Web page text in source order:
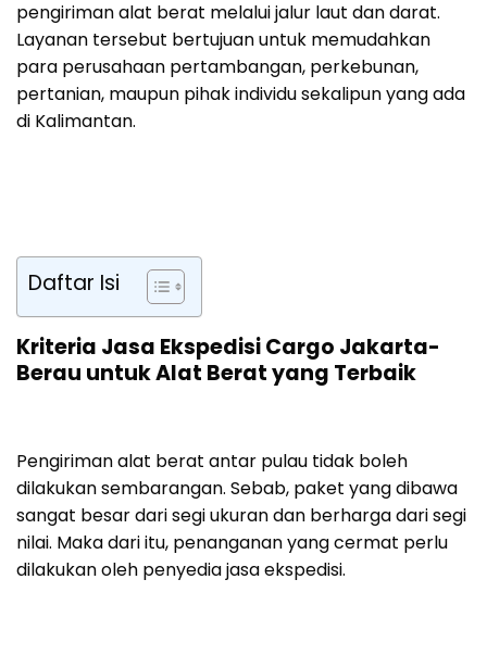
pengiriman alat berat melalui jalur laut dan darat.
Layanan tersebut bertujuan untuk memudahkan
para perusahaan pertambangan, perkebunan,
pertanian, maupun pihak individu sekalipun yang ada
di Kalimantan.
Daftar Isi
Kriteria Jasa Ekspedisi Cargo Jakarta-
Berau untuk Alat Berat yang Terbaik
Pengiriman alat berat antar pulau tidak boleh
dilakukan sembarangan. Sebab, paket yang dibawa
sangat besar dari segi ukuran dan berharga dari segi
nilai. Maka dari itu, penanganan yang cermat perlu
dilakukan oleh penyedia jasa ekspedisi.